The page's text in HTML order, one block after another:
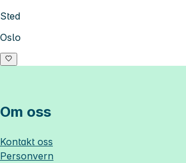
Sted
Oslo
Om oss
Kontakt oss
Personvern